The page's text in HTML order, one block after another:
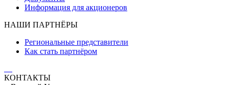
Информация для акционеров
НАШИ ПАРТНЁРЫ
Региональные представители
Как стать партнёром
КОНТАКТЫ